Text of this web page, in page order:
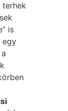
is
egy